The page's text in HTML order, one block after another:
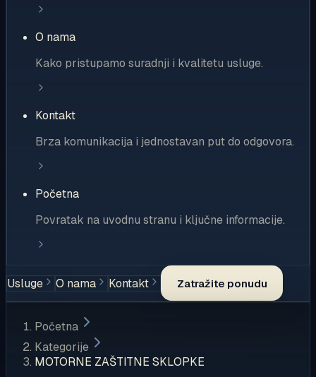
O nama
Kako pristupamo suradnji i kvalitetu usluge.
Kontakt
Brza komunikacija i jednostavan put do odgovora.
Početna
Povratak na uvodnu stranu i ključne informacije.
Usluge O nama Kontakt Zatražite ponudu
Početna
Kategorije
MOTORNE ZAŠTITNE SKLOPKE